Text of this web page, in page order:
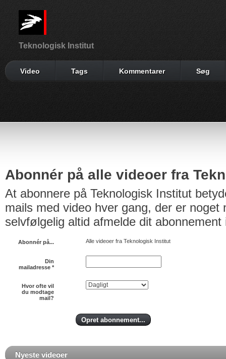
Teknologisk Institut
Video Tags Kommentarer Søg
Abonnér på alle videoer fra
At abonnere på Teknologisk Institut
mails med video hver gang, der er noget
selvfølgelig altid afmelde dit abonnement
Abonnér på... Alle videoer fra Teknologisk Institut
Din
mailadresse *
Hvor ofte vil
du modtage
mail?
Nyeste videoer